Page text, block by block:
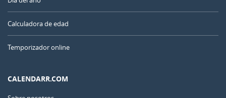
Calculadora de edad
Temporizador online
CALENDARR.COM